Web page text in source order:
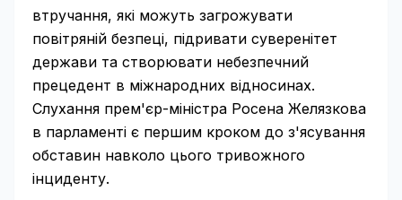
втручання, які можуть загрожувати
повітряній безпеці, підривати суверенітет
держави та створювати небезпечний
прецедент в міжнародних відносинах.
Слухання прем'єр-міністра Росена Желязкова
в парламенті є першим кроком до з'ясування
обставин навколо цього тривожного
інциденту.